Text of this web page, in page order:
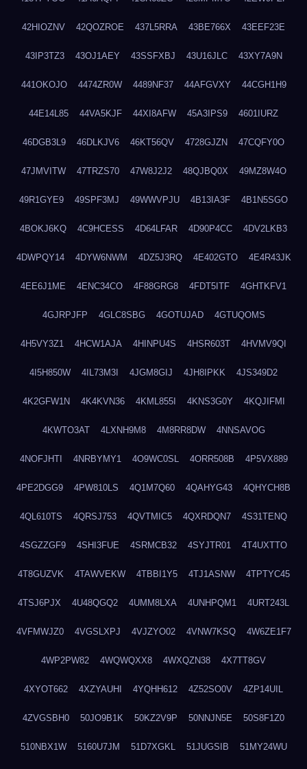
42HIOZNV 42QOZROE 437L5RRA 43BE766X 43EEF23E
43IP3TZ3 43OJ1AEY 43SSFXBJ 43U16JLC 43XY7A9N
441OKOJO 4474ZR0W 4489NF37 44AFGVXY 44CGH1H9
44E14L85 44VA5KJF 44XI8AFW 45A3IPS9 4601IURZ
46DGB3L9 46DLKJV6 46KT56QV 4728GJZN 47CQFY0O
47JMVITW 47TRZS70 47W8J2J2 48QJBQ0X 49MZ8W4O
49R1GYE9 49SPF3MJ 49WWVPJU 4B13IA3F 4B1N5SGO
4BOKJ6KQ 4C9HCESS 4D64LFAR 4D90P4CC 4DV2LKB3
4DWPQY14 4DYW6NWM 4DZ5J3RQ 4E402GTO 4E4R43JK
4EE6J1ME 4ENC34CO 4F88GRG8 4FDT5ITF 4GHTKFV1
4GJRPJFP 4GLC8SBG 4GOTUJAD 4GTUQOMS
4H5VY3Z1 4HCW1AJA 4HINPU4S 4HSR603T 4HVMV9QI
4I5H850W 4IL73M3I 4JGM8GIJ 4JH8IPKK 4JS349D2
4K2GFW1N 4K4KVN36 4KML855I 4KNS3G0Y 4KQJIFMI
4KWTO3AT 4LXNH9M8 4M8RR8DW 4NNSAVOG
4NOFJHTI 4NRBYMY1 4O9WC0SL 4ORR508B 4P5VX889
4PE2DGG9 4PW810LS 4Q1M7Q60 4QAHYG43 4QHYCH8B
4QL610TS 4QRSJ753 4QVTMIC5 4QXRDQN7 4S31TENQ
4SGZZGF9 4SHI3FUE 4SRMCB32 4SYJTR01 4T4UXTTO
4T8GUZVK 4TAWVEKW 4TBBI1Y5 4TJ1ASNW 4TPTYC45
4TSJ6PJX 4U48QGQ2 4UMM8LXA 4UNHPQM1 4URT243L
4VFMWJZ0 4VGSLXPJ 4VJZYO02 4VNW7KSQ 4W6ZE1F7
4WP2PW82 4WQWQXX8 4WXQZN38 4X7TT8GV
4XYOT662 4XZYAUHI 4YQHH612 4Z52SO0V 4ZP14UIL
4ZVGSBH0 50JO9B1K 50KZ2V9P 50NNJN5E 50S8F1Z0
510NBX1W 5160U7JM 51D7XGKL 51JUGSIB 51MY24WU